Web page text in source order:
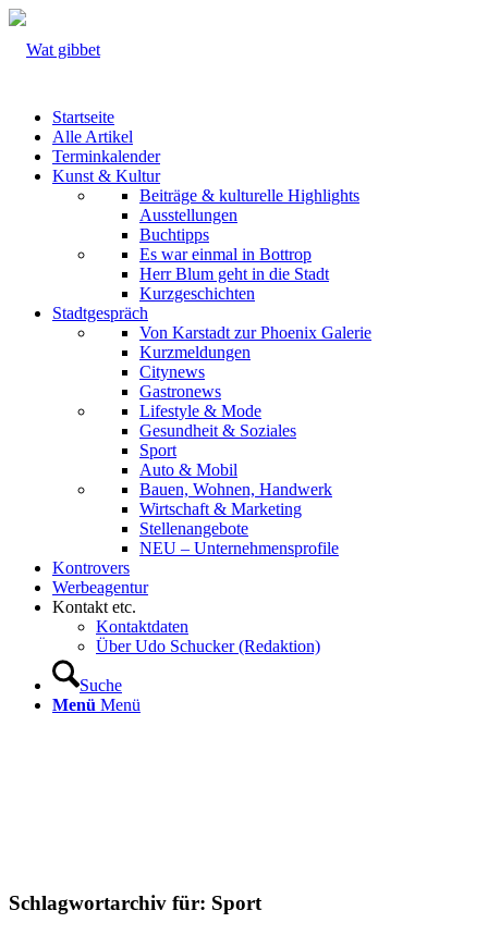
Startseite
Alle Artikel
Terminkalender
Kunst & Kultur
Beiträge & kulturelle Highlights
Ausstellungen
Buchtipps
Es war einmal in Bottrop
Herr Blum geht in die Stadt
Kurzgeschichten
Stadtgespräch
Von Karstadt zur Phoenix Galerie
Kurzmeldungen
Citynews
Gastronews
Lifestyle & Mode
Gesundheit & Soziales
Sport
Auto & Mobil
Bauen, Wohnen, Handwerk
Wirtschaft & Marketing
Stellenangebote
NEU – Unternehmens­profile
Kontrovers
Werbeagentur
Kontakt etc.
Kontaktdaten
Über Udo Schucker (Redaktion)
Suche
Menü Menü
Schlagwortarchiv für: Sport